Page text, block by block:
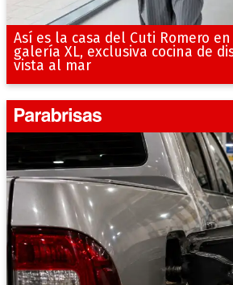
Así es la casa del Cuti Romero
galería XL, exclusiva cocina de
vista al mar